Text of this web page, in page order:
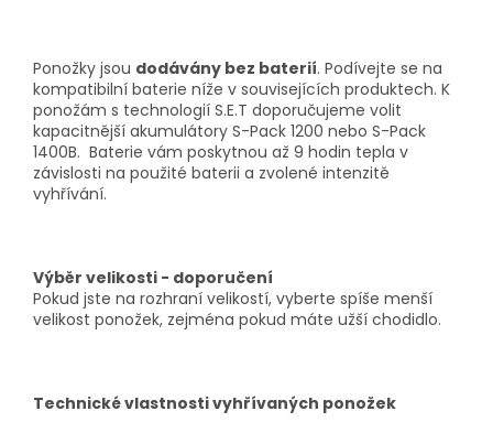
Ponožky jsou dodávány bez baterií. Podívejte se na
kompatibilní baterie níže v souvisejících produktech. K
ponožám s technologií S.E.T doporučujeme volit
kapacitnější akumulátory S-Pack 1200 nebo S-Pack
1400B. Baterie vám poskytnou až 9 hodin tepla v
závislosti na použité baterii a zvolené intenzitě
vyhřívání.
Výběr velikosti - doporučení
Pokud jste na rozhraní velikostí, vyberte spíše menší
velikost ponožek, zejména pokud máte užší chodidlo.
Technické vlastnosti vyhřívaných ponožek